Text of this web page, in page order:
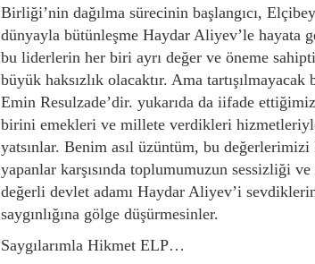
Birliği’nin dağılma sürecinin başlangıcı,
dünyayla bütünleşme Haydar Aliyev’le hayata
bu liderlerin her biri ayrı değer ve öneme
büyük haksızlık olacaktır. Ama
Emin Resulzade’dir. yukarıda da iifade
birini emekleri ve millete verdikleri
yatsınlar. Benim asıl üzüntüm, bu
yapanlar karşısında toplumumuzun sessizliği
değerli devlet adamı Haydar Aliyev’i
saygınlığına gölge düşürmesinler.
Saygılarımla Hikmet ELP…